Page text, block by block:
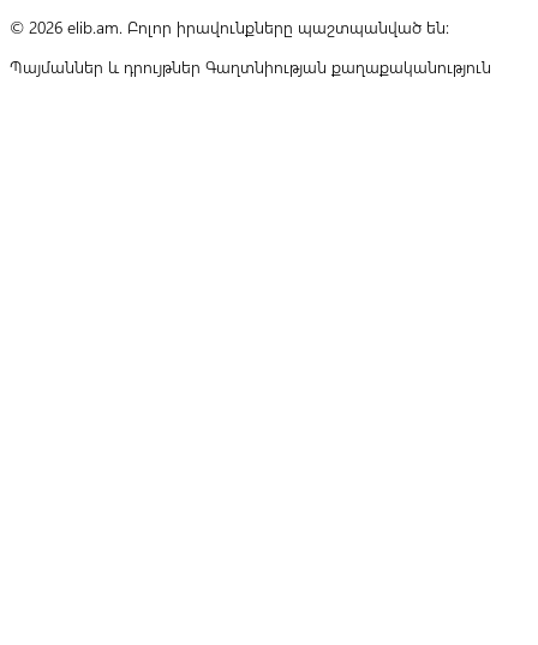
© 2026 elib.am. Բոլոր իրավունքները պաշտպանված են:
Պայմաններ և դրույթներ Գաղտնիության քաղաքականություն